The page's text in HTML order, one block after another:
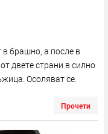
в брашно, а после в
двете страни в силно
Осоляват се.
Прочети